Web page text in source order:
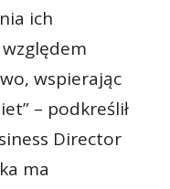
ich
wspierając
– podkreślił
Director
ma